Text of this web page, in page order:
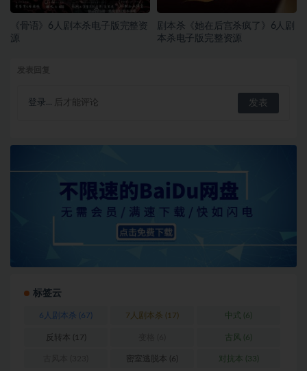
《骨语》6人剧本杀电子版完整资
源
剧本杀《她在后宫杀疯了》6人剧
本杀电子版完整资源
登录... 后才能评论
标签云
6人剧本杀 (67) 7人剧本杀 (17) 中式 (6)
反转本 (17) 古风 (6)
密室逃脱本 (6) 对抗本 (33)